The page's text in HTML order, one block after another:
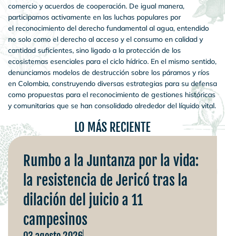
comercio y acuerdos de cooperación. De igual manera,
participamos activamente en las luchas populares por
el reconocimiento del derecho fundamental al agua, entendido
no solo como el derecho al acceso y el consumo en calidad y
cantidad suficientes, sino ligado a la protección de los
ecosistemas esenciales para el ciclo hídrico. En el mismo sentido,
denunciamos modelos de destrucción sobre los páramos y ríos
en Colombia, construyendo diversas estrategias para su defensa
como propuestas para el reconocimiento de gestiones históricas
y comunitarias que se han consolidado alrededor del líquido vital.
LO MÁS RECIENTE
Rumbo a la Juntanza por la vida:
la resistencia de Jericó tras la
dilación del juicio a 11
campesinos